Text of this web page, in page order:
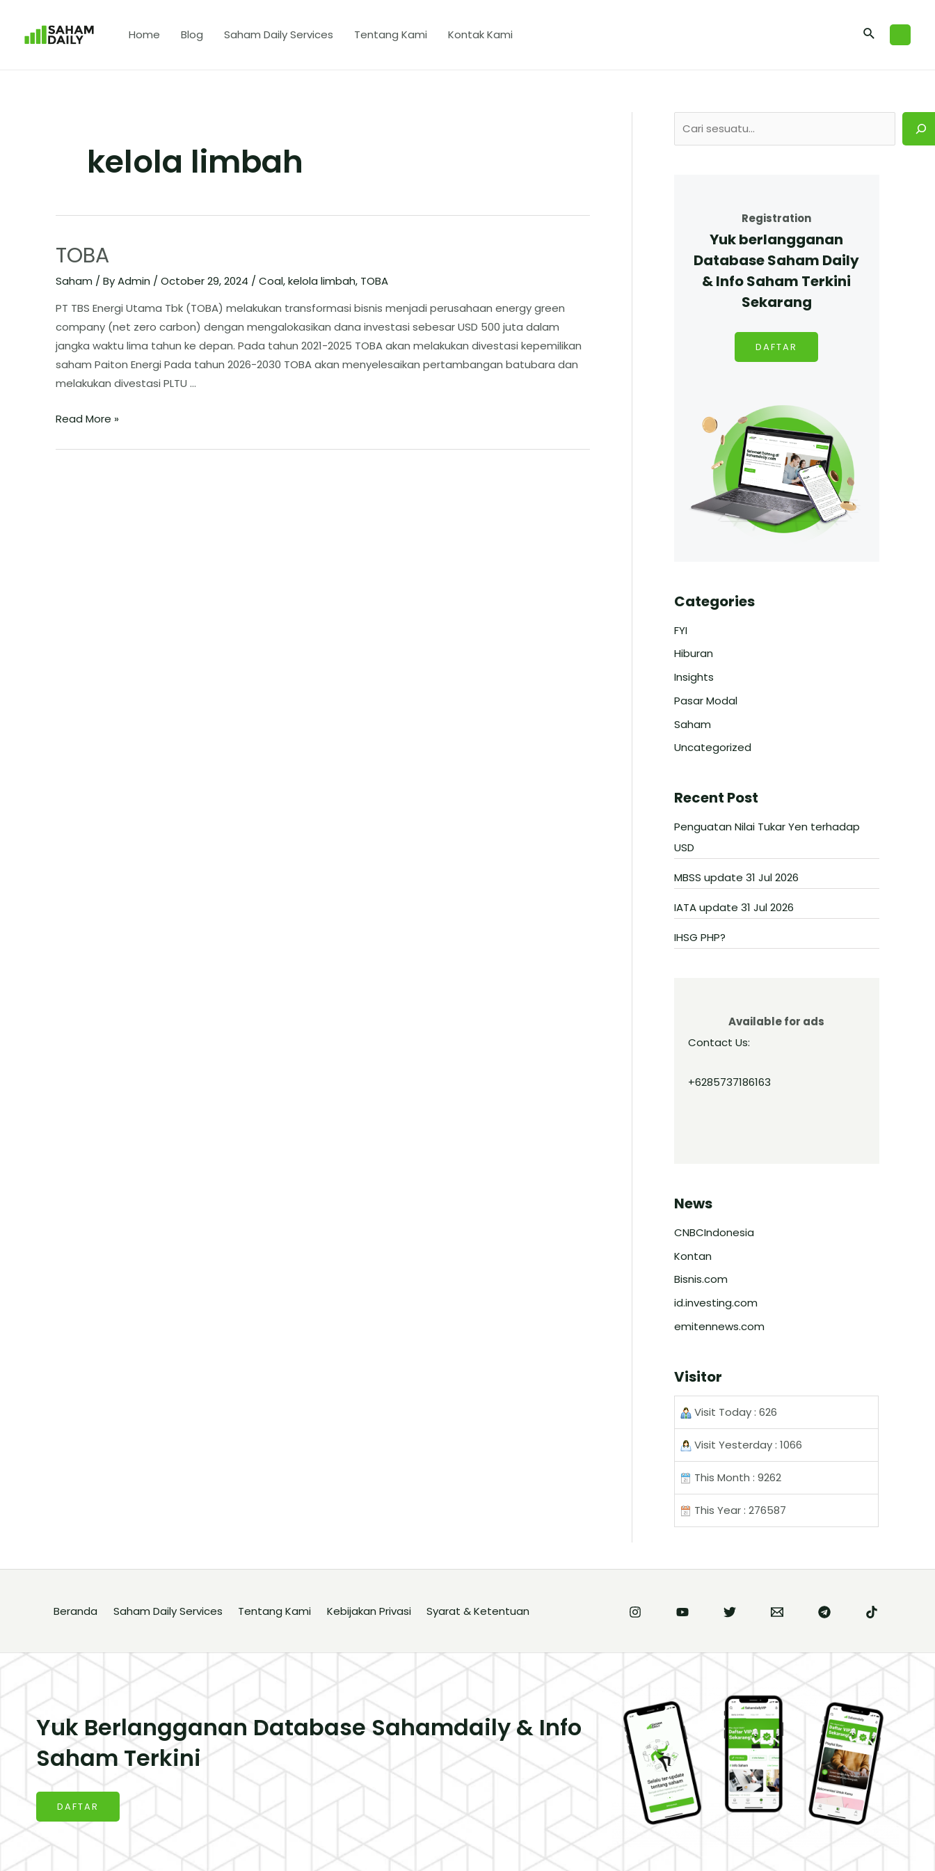
Home Blog Saham Daily Services Tentang Kami Kontak Kami
kelola limbah
TOBA
Saham / ByAdmin /October 29, 2024 /Coal,kelola limbah, TOBA
PT TBS Energi Utama Tbk (TOBA) melakukan transformasi bisnis menjadi perusahaan energy green
company (net zero carbon) dengan mengalokasikan dana investasi sebesar USD 500 juta dalam
jangka waktu lima tahun ke depan. Pada tahun 2021-2025 TOBA akan melakukan divestasi kepemilikan
saham Paiton Energi Pada tahun 2026-2030 TOBA akan menyelesaikan pertambangan batubara dan
melakukan divestasi PLTU …
Read More »
Registration
Yuk berlangganan
Database Saham Daily
& Info Saham Terkini
Sekarang
DAFTAR
Categories
FYI
Hiburan
Insights
Pasar Modal
Saham
Uncategorized
Recent Post
Penguatan Nilai Tukar Yen terhadap
USD
MBSS update 31 Jul 2026
IATA update 31 Jul 2026
IHSG PHP?
Available for ads
Contact Us:
+6285737186163
News
CNBCIndonesia
Kontan
Bisnis.com
id.investing.com
emitennews.com
Visitor
Visit Today : 626
Visit Yesterday : 1066
This Month : 9262
This Year : 276587
Beranda Saham Daily Services Tentang Kami Kebijakan Privasi Syarat & Ketentuan
Yuk Berlangganan Database Sahamdaily & Info
Saham Terkini
DAFTAR